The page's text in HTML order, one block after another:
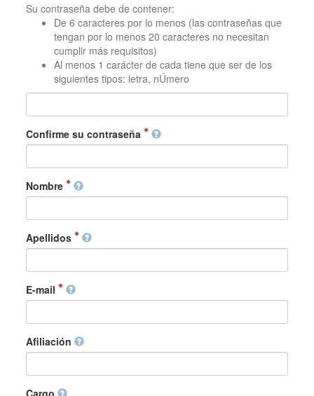
Su contraseña debe de contener:
De 6 caracteres por lo menos (las contraseñas que
tengan por lo menos 20 caracteres no necesitan
cumplir más requisitos)
Al menos 1 carácter de cada tiene que ser de los
siguientes tipos: letra, nÚmero
Confirme su contraseña
Nombre
Apellidos
E-mail
Afiliación
Cargo